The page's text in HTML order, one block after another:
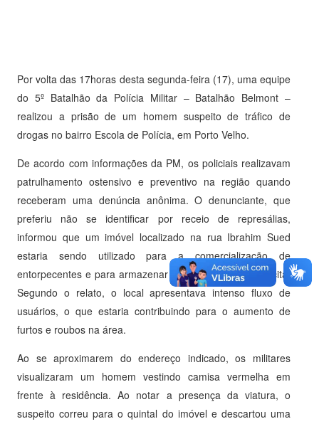
Por volta das 17horas desta segunda-feira (17), uma equipe
do 5º Batalhão da Polícia Militar – Batalhão Belmont –
realizou a prisão de um homem suspeito de tráfico de
drogas no bairro Escola de Polícia, em Porto Velho.
De acordo com informações da PM, os policiais realizavam
patrulhamento ostensivo e preventivo na região quando
receberam uma denúncia anônima. O denunciante, que
preferiu não se identificar por receio de represálias,
informou que um imóvel localizado na rua Ibrahim Sued
estaria sendo utilizado para a comercialização de
entorpecentes e para armazenar produtos de origem ilícita.
Segundo o relato, o local apresentava intenso fluxo de
usuários, o que estaria contribuindo para o aumento de
furtos e roubos na área.
Ao se aproximarem do endereço indicado, os militares
visualizaram um homem vestindo camisa vermelha em
frente à residência. Ao notar a presença da viatura, o
suspeito correu para o quintal do imóvel e descartou uma